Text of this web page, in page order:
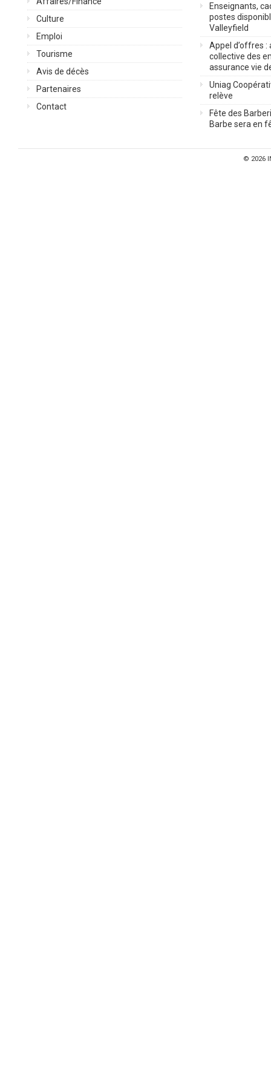
Culture
Emploi
Tourisme
Avis de décès
Partenaires
Contact
Enseignants,
postes
Valleyfield
Appel d’offres :
collective des
assurance vie
Uniag
relève
Fête des
Barbe sera en
© 2026